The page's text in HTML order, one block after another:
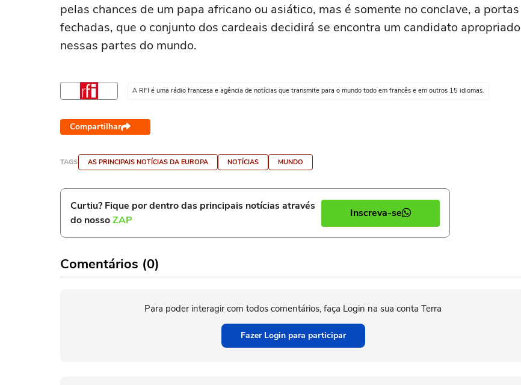
pelas chances de um papa africano ou asiático, mas é somente no conclave, a portas
fechadas, que o conjunto dos cardeais decidirá se encontra um candidato apropriado
nessas partes do mundo.
A RFI é uma rádio francesa e agência de notícias que transmite para o mundo todo em francês e em outros 15 idiomas.
Compartilhar
TAGS AS PRINCIPAIS NOTÍCIAS DA EUROPA NOTÍCIAS MUNDO
Curtiu? Fique por dentro das principais notícias através
do nossoZAP
Inscreva-se
Comentários (0)
Para poder interagir com todos comentários, faça Login na sua conta Terra
Fazer Login para participar